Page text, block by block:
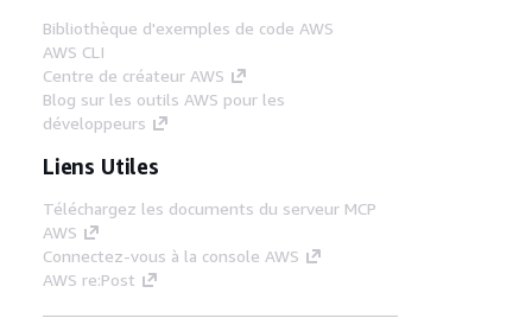
Bibliothèque d'exemples de code AWS
AWS CLI
Centre de créateur AWS
Blog sur les outils AWS pour les
développeurs
Liens Utiles
Téléchargez les documents du serveur MCP
AWS
Connectez-vous à la console AWS
AWS re:Post